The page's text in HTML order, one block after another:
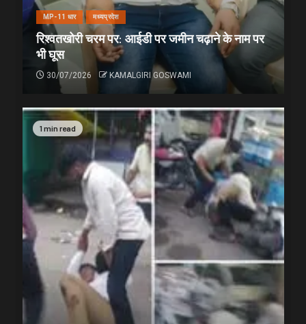
MP-11 धार मध्यप्रदेश
रिश्वतखोरी चरम पर: आईडी पर जमीन चढ़ाने के नाम पर
भी घूस
30/07/2026 KAMALGIRI GOSWAMI
1 min read